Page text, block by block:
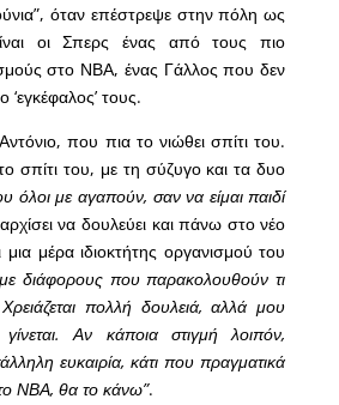
όταν επέστρεψε στην πόλη ως
οι Σπερς ένας από τους πιο
στο ΝΒΑ, ένας Γάλλος που δεν
‘εγκέφαλος’ τους.
που πια το νιώθει σπίτι του.
το σπίτι του, με τη σύζυγο και τα δυο
όλοι με αγαπούν, σαν να είμαι παιδί
να δουλεύει και πάνω στο νέο
μια μέρα ιδιοκτήτης οργανισμού του
διάφορους που παρακολουθούν τι
πολλή δουλειά, αλλά μου
Αν κάποια στιγμή λοιπόν,
ευκαιρία, κάτι που πραγματικά
ΝΒΑ, θα το κάνω”.